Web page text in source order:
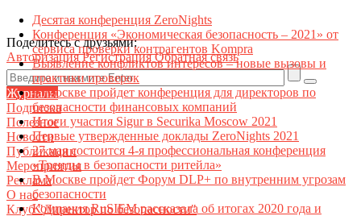
Поделитесь с друзьями:
АвторизацияРегистрацияОбратная связь
Журналы
Подписка
Полезное
Новости
Публикации
Мероприятия
Реклама
О нас
Клуб "Директор по безопасности"
Десятая конференция ZeroNights
Конференция «Экономическая безопасность – 2021» от
сервиса проверки контрагентов Kompra
Выявление конфликтов интересов – новые вызовы и
практики проверок
В Москве пройдет конференция для директоров по
безопасности финансовых компаний
Итоги участия Sigur в Securika Moscow 2021
Первые утвержденные доклады ZeroNights 2021
27 мая состоится 4-я профессиональная конференция
«Тренды в безопасности ритейла»
В Москве пройдет Форум DLP+ по внутренним угрозам
безопасности
Компания RuSIEM рассказала об итогах 2020 года и